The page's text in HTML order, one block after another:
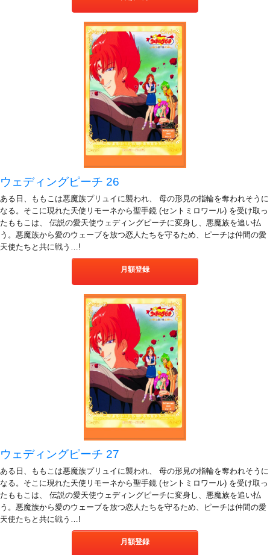
ウェディングピーチ 26
ある日、ももこは悪魔族プリュイに襲われ、 母の形見の指輪を奪われそうに
なる。そこに現れた天使リモーネから聖手鏡 (セントミロワール) を受け取っ
たももこは、 伝説の愛天使ウェディングピーチに変身し、悪魔族を追い払
う。悪魔族から愛のウェーブを放つ恋人たちを守るため、ピーチは仲間の愛
天使たちと共に戦う…!
月額登録
ウェディングピーチ 27
ある日、ももこは悪魔族プリュイに襲われ、 母の形見の指輪を奪われそうに
なる。そこに現れた天使リモーネから聖手鏡 (セントミロワール) を受け取っ
たももこは、 伝説の愛天使ウェディングピーチに変身し、悪魔族を追い払
う。悪魔族から愛のウェーブを放つ恋人たちを守るため、ピーチは仲間の愛
天使たちと共に戦う…!
月額登録